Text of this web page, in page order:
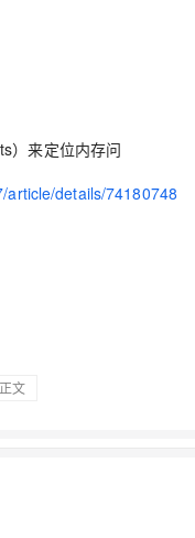
）来定位内存问
article/details/74180748
文